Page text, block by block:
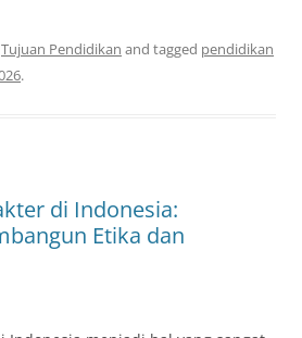
Tujuan Pendidikan and tagged pendidikan
.
di Indonesia:
Etika dan